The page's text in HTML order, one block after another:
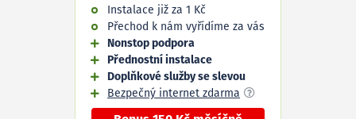
Instalace již za 1 Kč
Přechod k nám vyřídíme za vás
Nonstop podpora
Přednostní instalace
Doplňkové služby se slevou
Bezpečný internet zdarma